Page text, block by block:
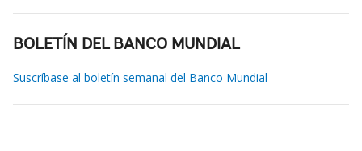
BOLETÍN DEL BANCO MUNDIAL
Suscríbase al boletín semanal del Banco Mundial